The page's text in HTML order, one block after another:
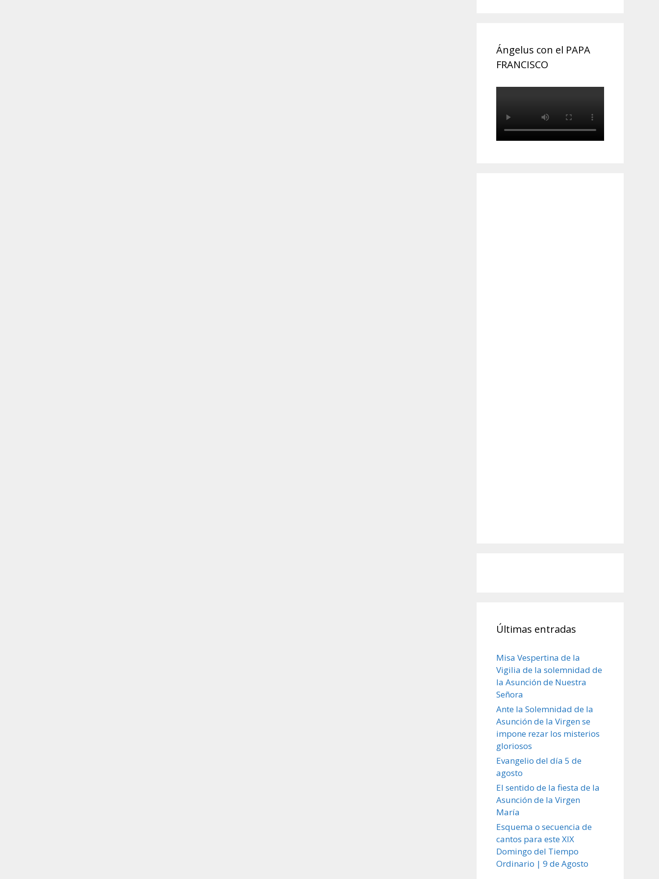
Ángelus con el PAPA
FRANCISCO
Últimas entradas
Misa Vespertina de la
Vigilia de la solemnidad de
la Asunción de Nuestra
Señora
Ante la Solemnidad de la
Asunción de la Virgen se
impone rezar los misterios
gloriosos
Evangelio del día 5 de
agosto
El sentido de la fiesta de la
Asunción de la Virgen
María
Esquema o secuencia de
cantos para este XIX
Domingo del Tiempo
Ordinario | 9 de Agosto